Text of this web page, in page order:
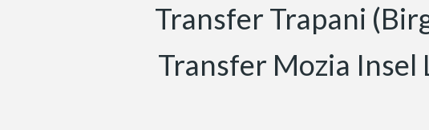
Transfer Trapani
Transfer Mozia Insel